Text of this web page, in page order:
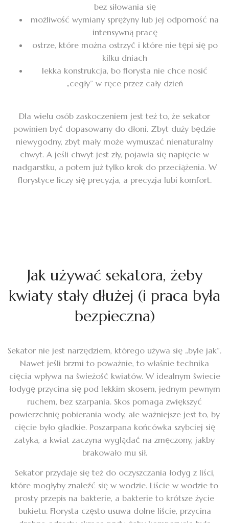
bez siłowania się
możliwość wymiany sprężyny lub jej odporność na
intensywną pracę
ostrze, które można ostrzyć i które nie tępi się po
kilku dniach
lekka konstrukcja, bo florysta nie chce nosić
„cegły” w ręce przez cały dzień
Dla wielu osób zaskoczeniem jest też to, że sekator
powinien być dopasowany do dłoni. Zbyt duży będzie
niewygodny, zbyt mały może wymuszać nienaturalny
chwyt. A jeśli chwyt jest zły, pojawia się napięcie w
nadgarstku, a potem już tylko krok do przeciążenia. W
florystyce liczy się precyzja, a precyzja lubi komfort.
Jak używać sekatora, żeby
kwiaty stały dłużej (i praca była
bezpieczna)
Sekator nie jest narzędziem, którego używa się „byle jak”.
Nawet jeśli brzmi to poważnie, to właśnie technika
cięcia wpływa na świeżość kwiatów. W idealnym świecie
łodygę przycina się pod lekkim skosem, jednym pewnym
ruchem, bez szarpania. Skos pomaga zwiększyć
powierzchnię pobierania wody, ale ważniejsze jest to, by
cięcie było gładkie. Poszarpana końcówka szybciej się
zatyka, a kwiat zaczyna wyglądać na zmęczony, jakby
brakowało mu sił.
Sekator przydaje się też do oczyszczania łodyg z liści,
które mogłyby znaleźć się w wodzie. Liście w wodzie to
prosty przepis na bakterie, a bakterie to krótsze życie
bukietu. Florysta często usuwa dolne liście, przycina